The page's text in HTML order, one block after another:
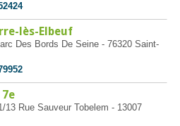
lès-Elbeuf
Des Bords De Seine - 76320 Saint-
Rue Sauveur Tobelem - 13007